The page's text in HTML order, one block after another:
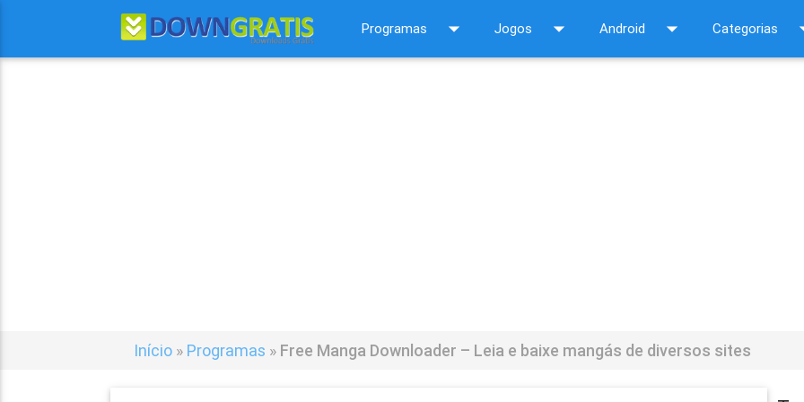
Programas arrow_drop_down Jogos arrow_drop_down Android arrow_drop_down Categorias
Início » Programas » Free Manga Downloader – Leia e baixe mangás de diversos sites